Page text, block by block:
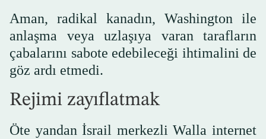
Aman, radikal kanadın, Washington ile
anlaşma veya uzlaşıya varan tarafların
çabalarını sabote edebileceği ihtimalini de
göz ardı etmedi.
Rejimi zayıflatmak
Öte yandan İsrail merkezli Walla internet